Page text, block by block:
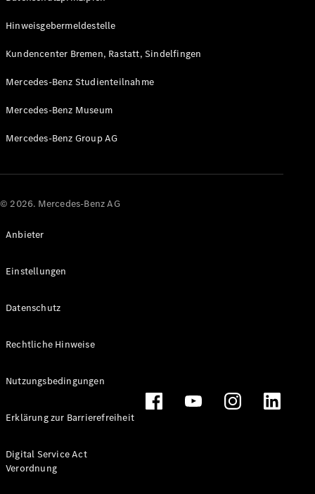
Hinweisgebermeldestelle
Kundencenter Bremen, Rastatt, Sindelfingen
Mercedes-Benz Studienteilnahme
Mercedes-Benz Museum
Mercedes-Benz Group AG
© 2026. Mercedes-Benz AG
Anbieter
Einstellungen
Datenschutz
Rechtliche Hinweise
Nutzungsbedingungen
Erklärung zur Barrierefreiheit
Digital Service Act
Verordnung